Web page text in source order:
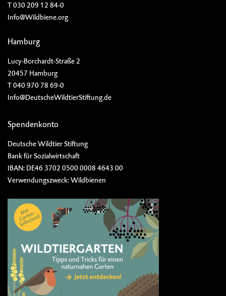
T 030 209 12 84-0
Info@Wildbiene.org
Hamburg
Lucy-Borchardt-Straße 2
20457 Hamburg
T 040 970 78 69-0
Info@DeutscheWildtierStiftung.de
Spendenkonto
Deutsche Wildtier Stiftung
Bank für Sozialwirtschaft
IBAN: DE46 3702 0500 0008 4643 00
Verwendungszweck: Wildbienen